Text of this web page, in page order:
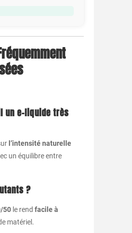
un e-liquide très
l’intensité naturelle
un équilibre entre
?
50le rend facile à
matériel.